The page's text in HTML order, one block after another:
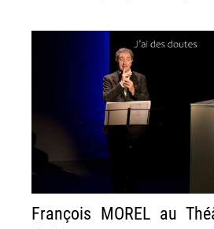
François MOREL au